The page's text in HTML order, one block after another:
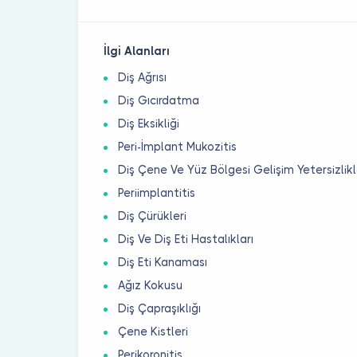
İlgi Alanları
Diş Ağrısı
Diş Gıcırdatma
Diş Eksikliği
Peri-İmplant Mukozitis
Diş Çene Ve Yüz Bölgesi Gelişim
Periimplantitis
Diş Çürükleri
Diş Ve Diş Eti Hastalıkları
Diş Eti Kanaması
Ağız Kokusu
Diş Çapraşıklığı
Çene Kistleri
Perikoronitis